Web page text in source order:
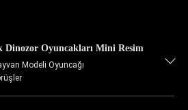
Dinozor Oyuncakları Mini Resim
Modeli Oyuncağı